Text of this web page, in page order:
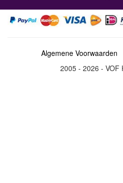
Algemene Voorwaarden
2005 - 2026 - VOF